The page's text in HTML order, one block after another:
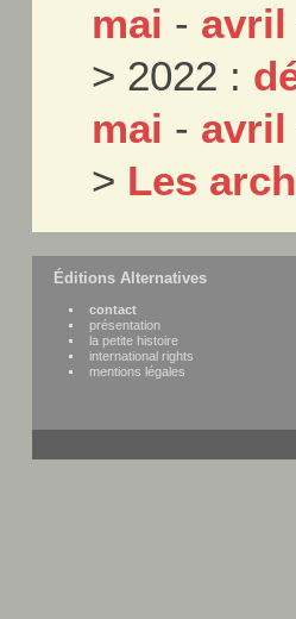
mai - avril
> 2022 :
mai - avril
> Les
Éditions Alternatives
contact
présentation
la petite histoire
international rights
mentions légales